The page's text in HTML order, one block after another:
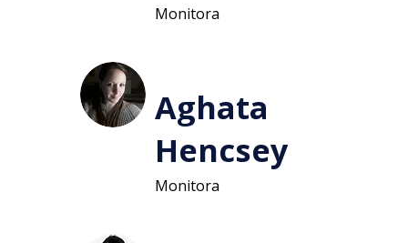
Monitora
Aghata
Hencsey
Monitora